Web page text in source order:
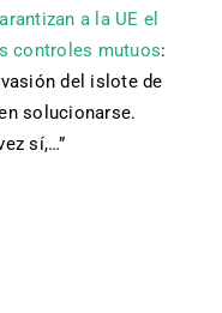
a la UE el
controles mutuos:
del islote de
solucionarse.
sí,…”